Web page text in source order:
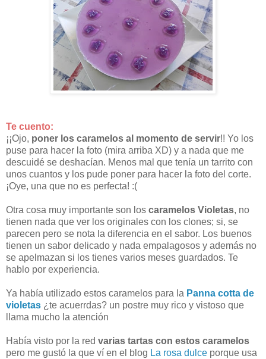
Te cuento:
¡¡Ojo, poner los caramelos al momento de servir!! Yo los
puse para hacer la foto (mira arriba XD) y a nada que me
descuidé se deshacían. Menos mal que tenía un tarrito con
unos cuantos y los pude poner para hacer la foto del corte.
¡Oye, una que no es perfecta! :(
Otra cosa muy importante son los caramelos Violetas, no
tienen nada que ver los originales con los clones; si, se
parecen pero se nota la diferencia en el sabor. Los buenos
tienen un sabor delicado y nada empalagosos y además no
se apelmazan si los tienes varios meses guardados. Te
hablo por experiencia.
Ya había utilizado estos caramelos para la Panna cotta de
violetas ¿te acuerrdas? un postre muy rico y vistoso que
llama mucho la atención
Había visto por la red varias tartas con estos caramelos
pero me gustó la que ví en el blog La rosa dulce porque usa